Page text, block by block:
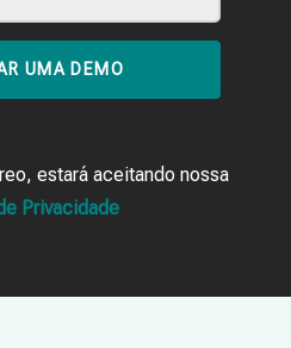
UMA DEMO
estará aceitando nossa
Privacidade